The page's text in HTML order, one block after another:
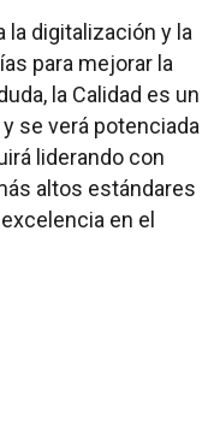
la digitalización y la
para mejorar la
la Calidad es un
se verá potenciada
liderando con
altos estándares
en el